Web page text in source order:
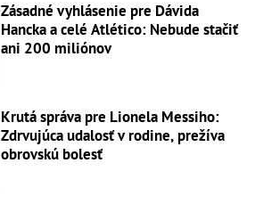
Zásadné vyhlásenie pre Dávida
Hancka a celé Atlético: Nebude stačiť
ani 200 miliónov
Krutá správa pre Lionela Messiho:
Zdrvujúca udalosť v rodine, prežíva
obrovskú bolesť